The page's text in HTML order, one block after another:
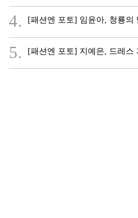
4. [패션엔 포토] 임윤아, 청룡의
5. [패션엔 포토] 지예은, 드레스